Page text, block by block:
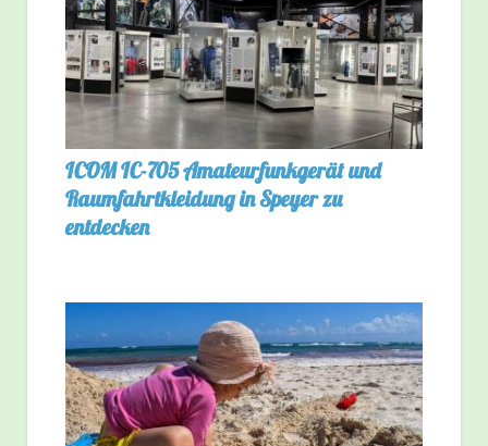
ICOM IC-705 Amateurfunkgerät und
Raumfahrtkleidung in Speyer zu
entdecken